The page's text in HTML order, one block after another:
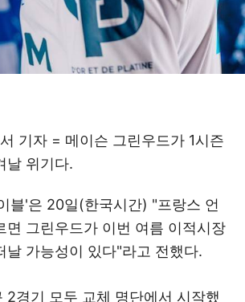
기자 = 메이슨 그린우드가 1시즌
날 위기다.
블'은 20일(한국시간) "프랑스 언
면 그린우드가 이번 여름 이적시장
날 가능성이 있다"라고 전했다.
2경기 모두 교체 명단에서 시작했